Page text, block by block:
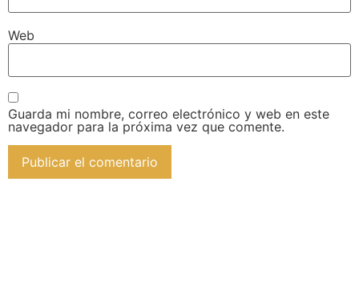
Web
Guarda mi nombre, correo electrónico y web en este
navegador para la próxima vez que comente.